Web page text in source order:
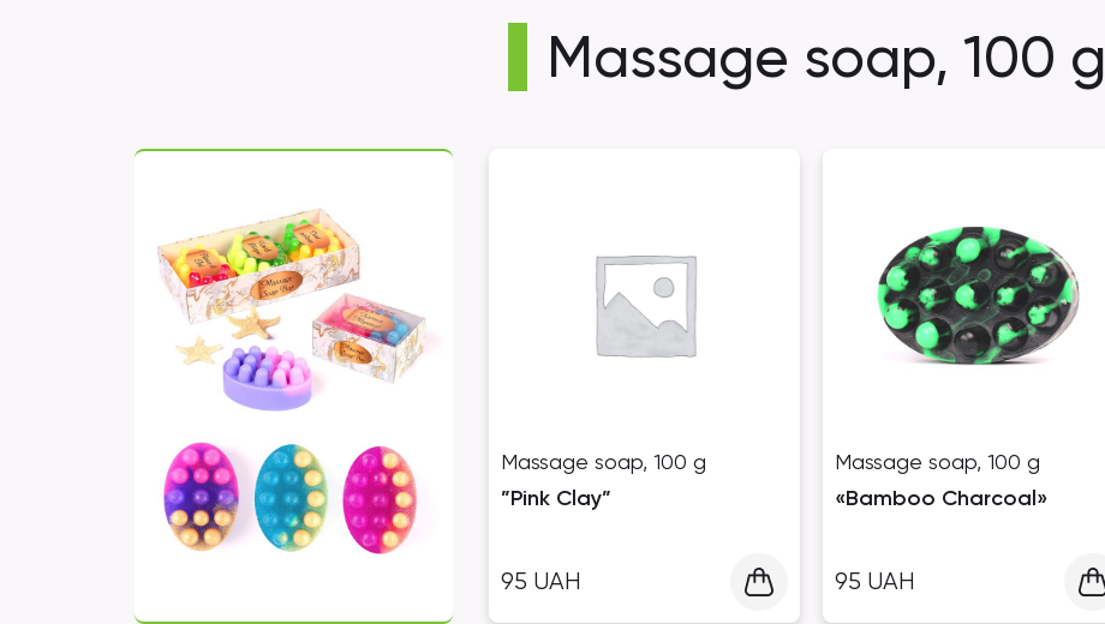
Massage soap, 100 g
Massage soap, 100 g
”Pink Clay”
95 UAH
Massage soap, 100 g
«Bamboo Charcoal»
95 UAH